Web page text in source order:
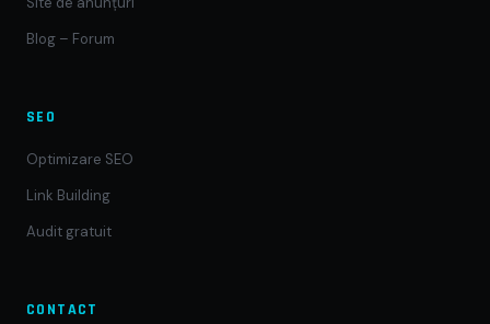
Blog – Forum
SEO
Optimizare SEO
Link Building
Audit gratuit
CONTACT